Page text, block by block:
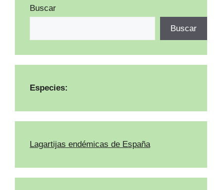
Buscar
Buscar
Especies:
Lagartijas endémicas de España